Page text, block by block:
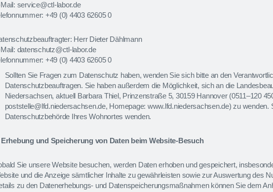
service@ctl-labor.de
+49 (0) 4403 62605 0
Herr Dieter Dählmann
datenschutz@ctl-labor.de
+49 (0) 4403 62605 0
Sollten Sie Fragen zum Datenschutz haben, wenden Sie sich bitte an den
Datenschutzbeauftragen. Sie haben außerdem die Möglichkeit, sich an die
Niedersachsen, aktuell Barbara Thiel, Prinzenstraße 5, 30159 Hannover (0511–120
poststelle@lfd.niedersachsen.de, Homepage: www.lfd.niedersachsen.de) zu wenden.
Datenschutzbehörde Ihres Wohnortes wenden.
Erhebung und Speicherung von Daten beim Website-Besuch
Sie unsere Website besuchen, werden Daten erhoben und gespeichert,
und die Anzeige sämtlicher Inhalte zu gewährleisten sowie zur Auswertung des
zu den Datenerhebungs- und Datenspeicherungsmaßnahmen können Sie dem